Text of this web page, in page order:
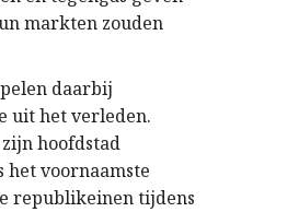
markten zouden
daarbij
uit het verleden.
hoofdstad
het voornaamste
republikeinen tijdens